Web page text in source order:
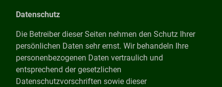
Datenschutz
Die Betreiber dieser Seiten nehmen den Schutz Ihrer
persönlichen Daten sehr ernst. Wir behandeln Ihre
personenbezogenen Daten vertraulich und
entsprechend der gesetzlichen
Datenschutzvorschriften sowie dieser